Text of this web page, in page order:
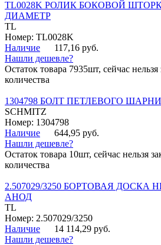
TL0028K РОЛИК БОКОВОЙ
ДИАМЕТР
TL
Номер: TL0028K
Наличие
117,16 руб.
Нашли дешевле?
Остаток товара 7935шт, сейчас нельзя
количества
1304798 БОЛТ ПЕТЛЕВОГО
SCHMITZ
Номер: 1304798
Наличие
644,95 руб.
Нашли дешевле?
Остаток товара 10шт, сейчас нельзя
количества
2.507029/3250 БОРТОВАЯ ДОСКА
АНОД
TL
Номер: 2.507029/3250
Наличие
14 114,29 руб.
Нашли дешевле?